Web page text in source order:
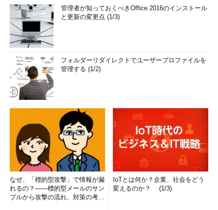
管理者が知っておくべきOffice 2016のインストール
と更新の変更点 (1/3)
フォルダーリダイレクトでユーザープロファイルを
管理する (1/2)
なぜ、「標的型攻撃」で情報が漏
れるの？――標的型メールのサン
プルから攻撃の流れ、対策の考え
IoTとは何か？企業、社会をどう
変えるのか？ (1/3)